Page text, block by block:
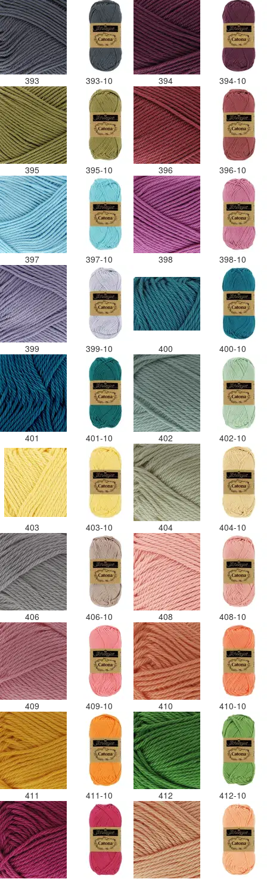
393 393-10 394 394-10
395 395-10 396 396-10
397 397-10 398 398-10
399 399-10 400 400-10
401 401-10 402 402-10
403 403-10 404 404-10
406 406-10 408 408-10
409 409-10 410 410-10
411 411-10 412 412-10